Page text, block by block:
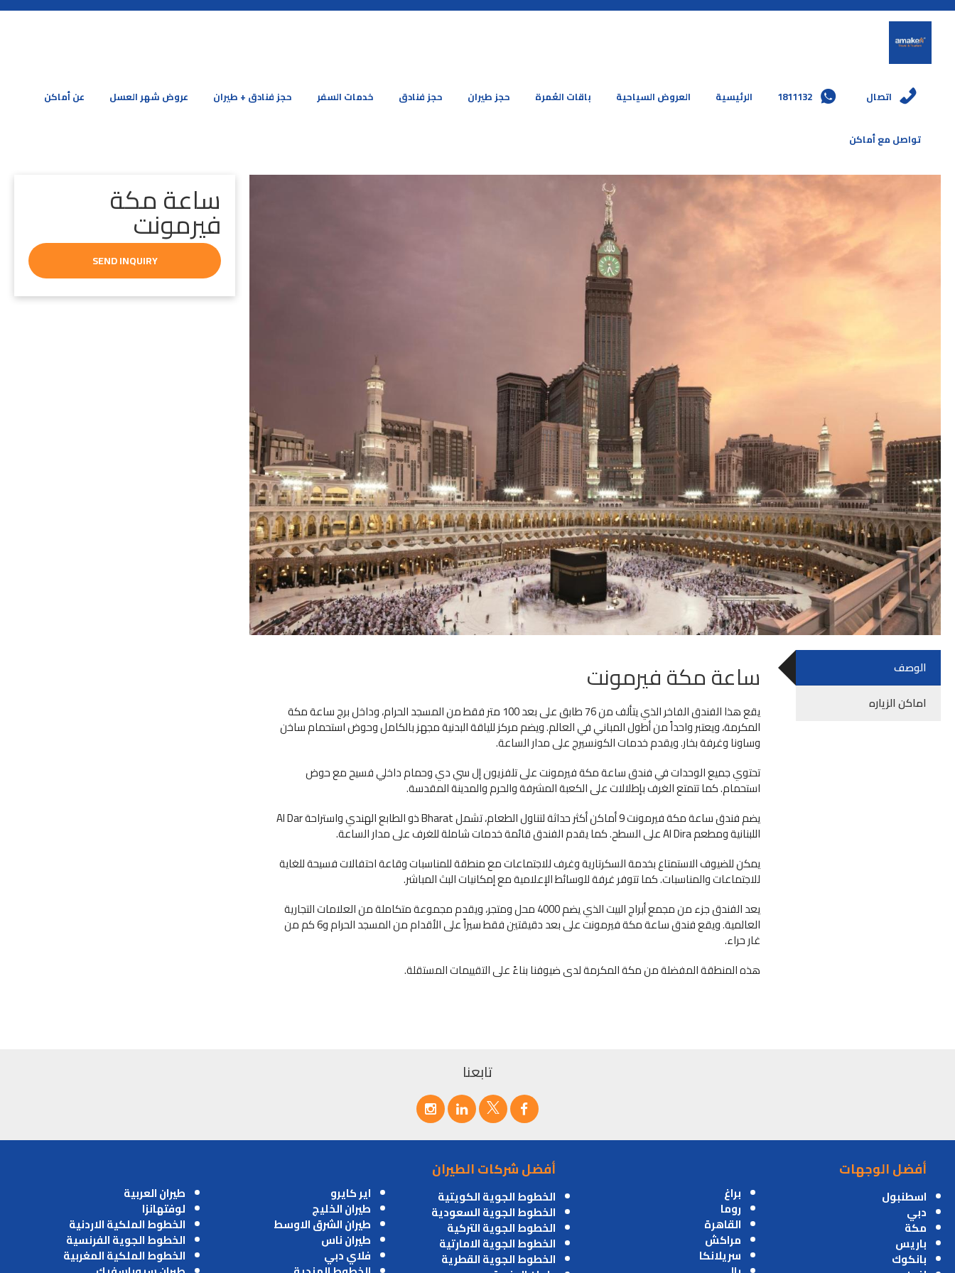
اتصال 1811132 الرئيسية العروض السياحية باقات العُمرة حجز طيران حجز فنادق خدمات السفر حجز فنادق + طيران عروض شهر العسل عن أماكن
تواصل مع أماكن
الوصف
اماكن الزياره
ساعة مكة فيرمونت
يقع هذا الفندق الفاخر الذي يتألف من 76 طابق على بعد 100 متر فقط من المسجد الحرام، وداخل برج ساعة مكة
المكرمة، ويعتبر واحداً من أطول المباني في العالم. ويضم مركز للياقة البدنية مجهز بالكامل وحوض استحمام ساخن
وساونا وغرفة بخار. ويقدم خدمات الكونسيرج على مدار الساعة.
تحتوي جميع الوحدات في فندق ساعة مكة فيرمونت على تلفزيون إل سي دي وحمام داخلي فسيح مع حوض
استحمام. كما تتمتع الغرف بإطلالات على الكعبة المشرفة والحرم والمدينة المقدسة.
يضم فندق ساعة مكة فيرمونت 9 أماكن أكثر حداثة لتناول الطعام، تشمل Bharat ذو الطابع الهندي واستراحة Al Dar
اللبنانية ومطعم Al Dira على السطح. كما يقدم الفندق قائمة خدمات شاملة للغرف على مدار الساعة.
يمكن للضيوف الاستمتاع بخدمة السكرتارية وغرف للاجتماعات مع منطقة للمناسبات وقاعة احتفالات فسيحة للغاية
للاجتماعات والمناسبات. كما تتوفر غرفة للوسائط الإعلامية مع إمكانيات البث المباشر.
يعد الفندق جزء من مجمع أبراج البيت الذي يضم 4000 محل ومتجر، ويقدم مجموعة متكاملة من العلامات التجارية
العالمية. ويقع فندق ساعة مكة فيرمونت على بعد دقيقتين فقط سيراً على الأقدام من المسجد الحرام و6 كم من
غار حراء.
هذه المنطقة المفضلة من مكة المكرمة لدى ضيوفنا بناءً على التقييمات المستقلة.
ساعة مكة
فيرمونت
SEND INQUIRY
تابعنا
أفضل الوجهات
اسطنبول
دبي
مكة
باريس
بانكوك
براغ
روما
القاهرة
مراكش
سريلانكا
أفضل شركات الطيران
الخطوط الجوية الكويتية
الخطوط الجوية السعودية
الخطوط الجوية التركية
الخطوط الجوية الامارتية
الخطوط الجوية القطرية
اير كايرو
طيران الخليج
طيران الشرق الاوسط
طيران ناس
فلاي دبي
طيران العربية
لوفتهانزا
الخطوط الملكية الاردنية
الخطوط الجوية الفرنسية
الخطوط الملكية المغربية